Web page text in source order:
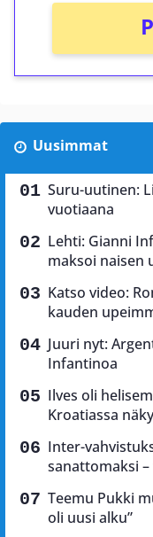
Uusimmat
Suru-uutinen:
vuotiaana
Lehti: Gianni
maksoi naisen
Katso video:
kauden
Juuri nyt:
Infantinoa
Ilves oli
Kroatiassa
Inter-
sanattomaksi
Teemu Pukki
oli uusi alku”